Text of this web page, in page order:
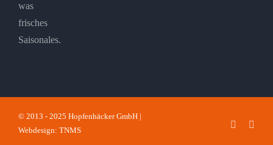
was
frisches
Saisonales.
© 2013 - 2025 Hopfenhäcker GmbH |
Webdesign: TNMS
Facebook